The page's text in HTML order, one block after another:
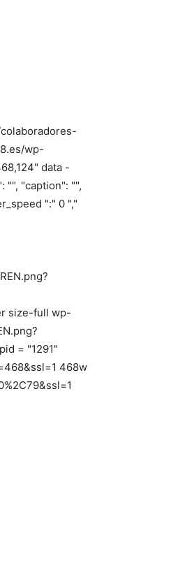
wp-
data -
"", "caption": "",
":" 0 ","
size-full wp-
= "1291"
468w